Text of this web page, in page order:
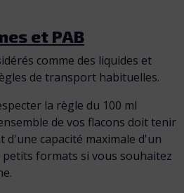
et PAB
comme des liquides et
de transport habituelles.
la règle du 100 ml
de vos flacons doit tenir
d'une capacité maximale d'un
petits formats si vous souhaitez